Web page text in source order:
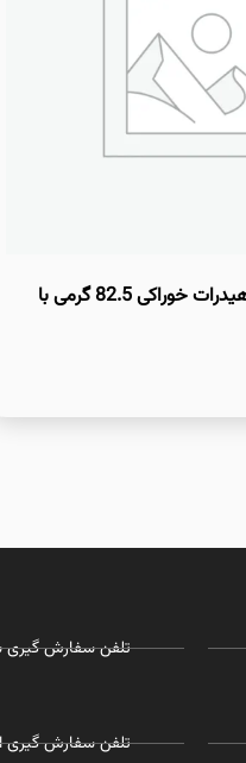
پودر دکستروز مونوهیدرات خوراکی 82.5 گرمی با
تلفن سفارش گیری شهرکرد :
تلفن سفارش گیری اصفهان